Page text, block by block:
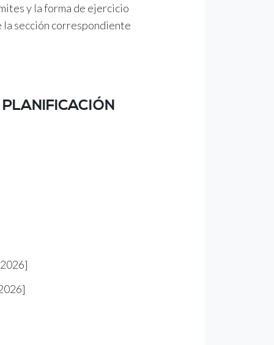
y la forma de ejercicio
la sección correspondiente